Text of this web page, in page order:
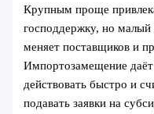
Крупным проще
господдержку, но малый
меняет поставщиков и
Импортозамещение
действовать быстро и
подавать заявки на